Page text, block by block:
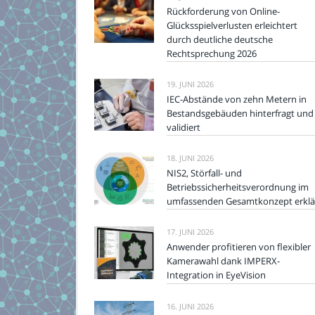
Rückforderung von Online-
Glücksspielverlusten erleichtert
durch deutliche deutsche
Rechtsprechung 2026
19. JUNI 2026
IEC-Abstände von zehn Metern in
Bestandsgebäuden hinterfragt und
validiert
18. JUNI 2026
NIS2, Störfall- und
Betriebssicherheitsverordnung im
umfassenden Gesamtkonzept
17. JUNI 2026
Anwender profitieren von flexibler
Kamerawahl dank IMPERX-
Integration in EyeVision
16. JUNI 2026